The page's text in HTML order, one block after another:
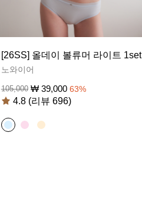
[26SS] 올데이 볼류머 라이트 1set
노와이어
105,000 ₩ 39,000 63%
4.8 (리뷰 696)